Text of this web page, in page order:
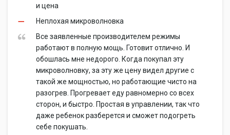
и цена
Неплохая микроволновка
Все заявленные производителем режимы
работают в полную мощь. Готовит отлично. И
обошлась мне недорого. Когда покупал эту
микроволновку, за эту же цену видел другие с
такой же мощностью, но работающие чисто на
разогрев. Прогревает еду равномерно со всех
сторон, и быстро. Простая в управлении, так что
даже ребенок разберется и сможет подогреть
себе покушать.